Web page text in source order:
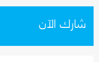
شارك الآن